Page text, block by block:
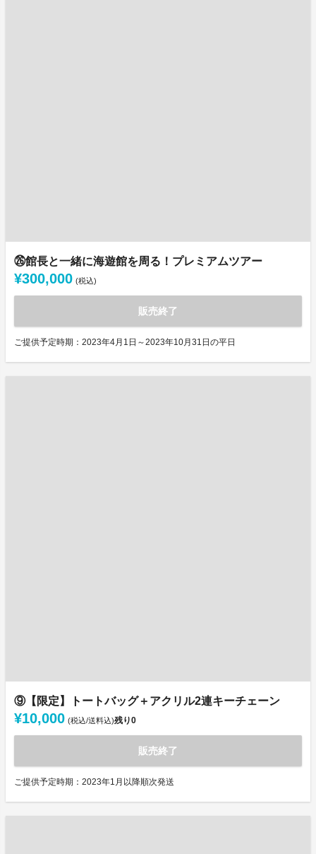
㉖館長と一緒に海遊館を周る！プレミアムツアー
¥300,000 (税込)
販売終了
ご提供予定時期：2023年4月1日～2023年10月31日の平日
⑨【限定】トートバッグ＋アクリル2連キーチェーン
¥10,000 (税込/送料込)残り0
販売終了
ご提供予定時期：2023年1月以降順次発送